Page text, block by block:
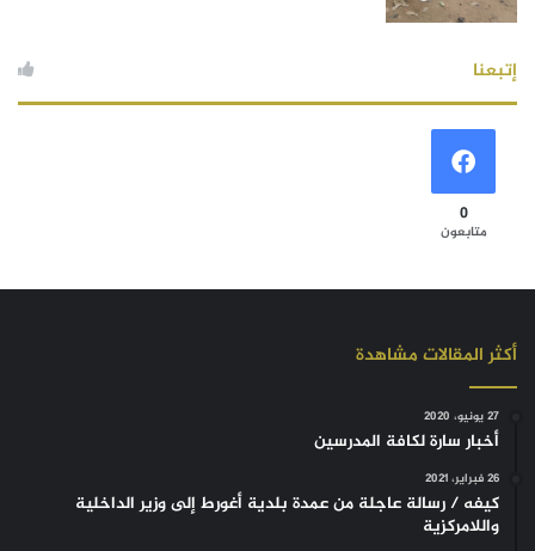
إتبعنا
0
متابعون
أكثر المقالات مشاهدة
27 يونيو، 2020
أخبار سارة لكافة المدرسين
26 فبراير، 2021
كيفه / رسالة عاجلة من عمدة بلدية أغورط إلى وزير الداخلية
واللامركزية